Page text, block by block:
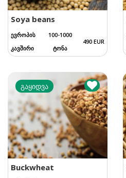
Soya beans
ევროპის
კავშირი
100-1000
ტონა
490 EUR
გაყიდვა
Buckwheat